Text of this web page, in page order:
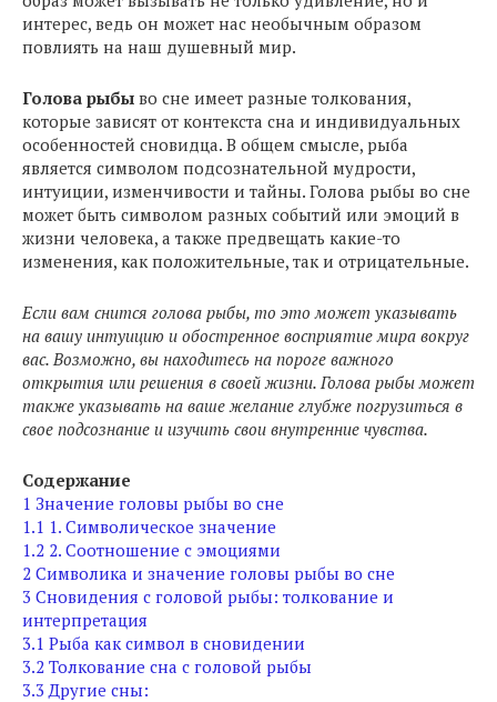
интерес, ведь он может нас необычным образом
повлиять на наш душевный мир.
Голова рыбы во сне имеет разные толкования,
которые зависят от контекста сна и индивидуальных
особенностей сновидца. В общем смысле, рыба
является символом подсознательной мудрости,
интуиции, изменчивости и тайны. Голова рыбы во сне
может быть символом разных событий или эмоций в
жизни человека, а также предвещать какие-то
изменения, как положительные, так и отрицательные.
Если вам снится голова рыбы, то это может указывать
на вашу интуицию и обостренное восприятие мира вокруг
вас. Возможно, вы находитесь на пороге важного
открытия или решения в своей жизни. Голова рыбы может
также указывать на ваше желание глубже погрузиться в
свое подсознание и изучить свои внутренние чувства.
Содержание
1 Значение головы рыбы во сне
1.1 1. Символическое значение
1.2 2. Соотношение с эмоциями
2 Символика и значение головы рыбы во сне
3 Сновидения с головой рыбы: толкование и
интерпретация
3.1 Рыба как символ в сновидении
3.2 Толкование сна с головой рыбы
3.3 Другие сны: